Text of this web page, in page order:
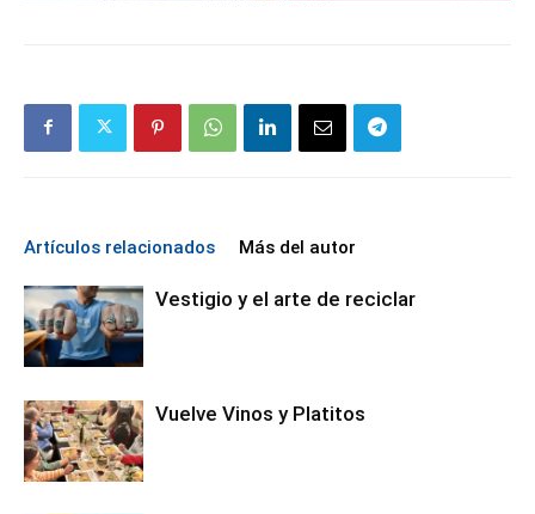
Artículos relacionados Más del autor
Vestigio y el arte de reciclar
Vuelve Vinos y Platitos